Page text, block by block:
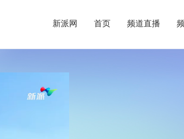
新派网 首页 频道直播